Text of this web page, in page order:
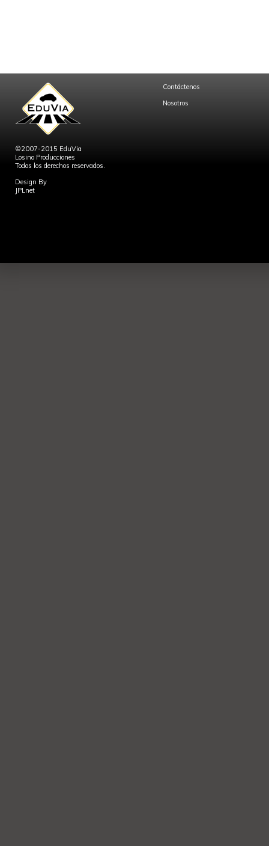
©2007-2015 EduVia
Losino Producciones
Todos los derechos reservados.
Design By
JPLnet
Contáctenos
Nosotros